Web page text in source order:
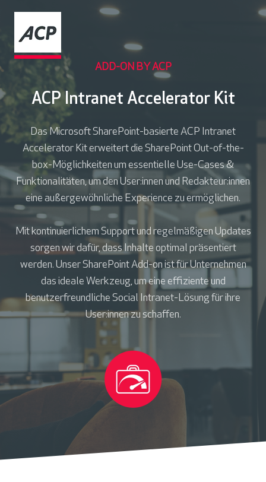
ADD-ON BY ACP
ACP Intranet Accelerator Kit
Das Microsoft SharePoint-basierte ACP Intranet
Accelerator Kit erweitert die SharePoint Out-of-the-
box-Möglichkeiten um essentielle Use-Cases &
Funktionalitäten, um den User:innen und Redakteur:innen
eine außergewöhnliche Experience zu ermöglichen.
Mit kontinuierlichem Support und regelmäßigen Updates
sorgen wir dafür, dass Inhalte optimal präsentiert
werden. Unser SharePoint Add-on ist für Unternehmen
das ideale Werkzeug, um eine effiziente und
benutzerfreundliche Social Intranet-Lösung für ihre
User:innen zu schaffen.